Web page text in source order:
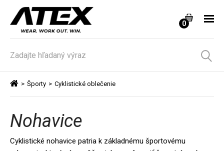
0
> Športy > Cyklistické oblečenie
Nohavice
Cyklistické nohavice patria k základnému športovému